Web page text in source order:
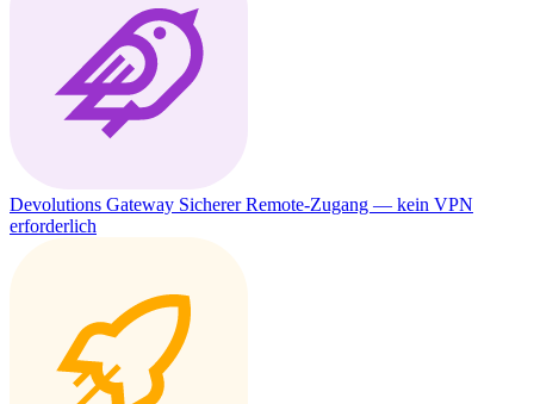
Devolutions Gateway Sicherer Remote-Zugang — kein VPN
erforderlich